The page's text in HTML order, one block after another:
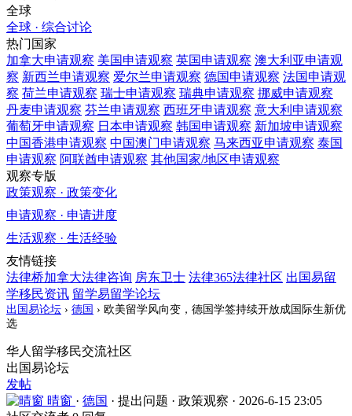
全球
全球 · 综合讨论
热门国家
加拿大申请观察 美国申请观察 英国申请观察 澳大利亚申请观
察 新西兰申请观察 爱尔兰申请观察 德国申请观察 法国申请观
察 荷兰申请观察 瑞士申请观察 瑞典申请观察 挪威申请观察
丹麦申请观察 芬兰申请观察 西班牙申请观察 意大利 申请观察
葡萄牙申请观察 日本申请观察 韩国申请观察 新加坡申请观察
中国香港申请观察 中国澳门申请观察 马来西亚申请观察 泰国
申请观察 阿联酋申请观察 其他国家/地区申请观察
观察专版
政策观察 · 政策变化
申请观察 · 申请进度
生活观察 · 生活经验
友情链接
法律桥加拿大法律咨询 房东卫士 法律365法律社区 出国易留
学移民资讯 留学易留学论坛
出国易论坛 › 德国 › 欧美留学风向变，德国学签持续开放成国际生新优
选
华人留学移民交流社区
出国易论坛
发帖
晴窗 · 德国 · 提出问题 · 政策观察 · 2026-6-15 23:05